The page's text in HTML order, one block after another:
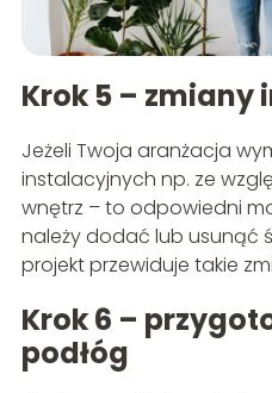
Krok 5 –
Jeżeli Twoja aranżacja
instalacyjnych np. ze
wnętrz – to odpowiedni
należy dodać lub usunąć
projekt przewiduje takie
Krok 6 –
podłóg